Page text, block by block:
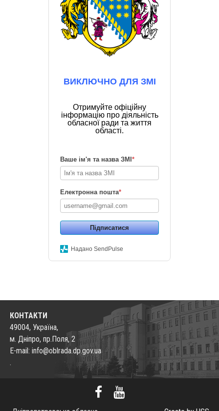
ВИКЛЮЧНО ДЛЯ ЗМІ
Отримуйте офіційну
інформацію про діяльність
обласної ради та життя
області.
Ваше ім'я та назва ЗМІ *
Електронна пошта*
Підписатися
Надано SendPulse
КОНТАКТИ
49004, Україна,
м. Дніпро, пр.Поля, 2
E-mail: info@oblrada.dp.gov.ua
.